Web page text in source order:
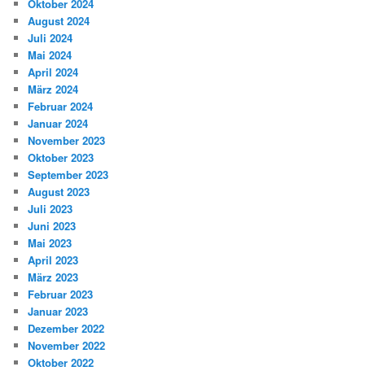
Oktober 2024
August 2024
Juli 2024
Mai 2024
April 2024
März 2024
Februar 2024
Januar 2024
November 2023
Oktober 2023
September 2023
August 2023
Juli 2023
Juni 2023
Mai 2023
April 2023
März 2023
Februar 2023
Januar 2023
Dezember 2022
November 2022
Oktober 2022